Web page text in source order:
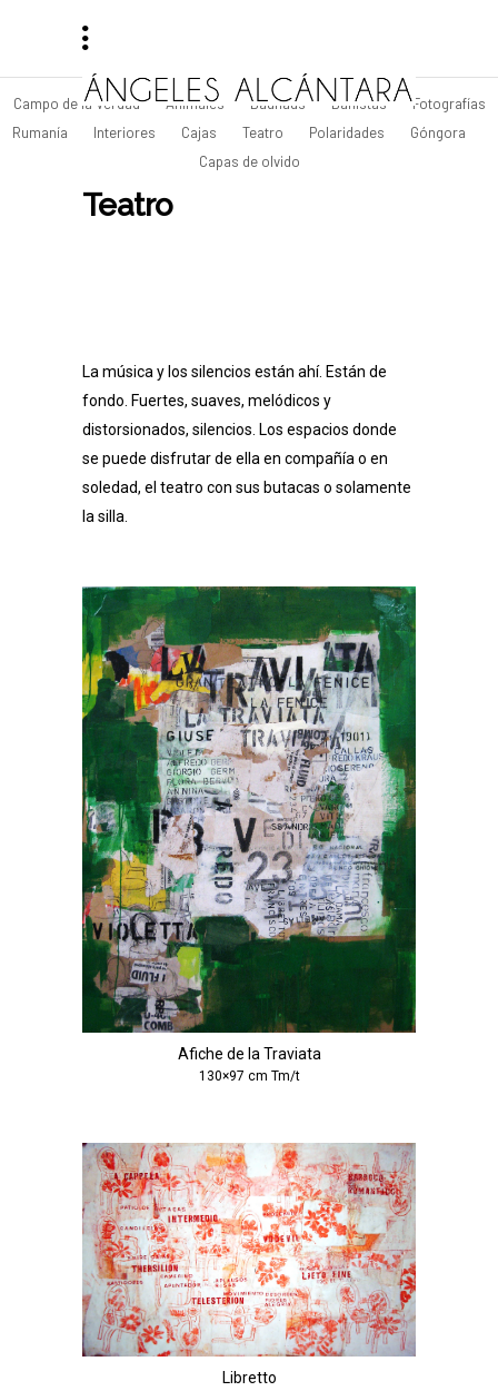
Campo de la Verdad Animales Bauhaus Bañistas
Fotografías
Rumanía
Interiores Cajas Teatro Polaridades
Góngora
Capas de olvido
Teatro
La música y los silencios están ahí. Están de
fondo. Fuertes, suaves, melódicos y
distorsionados, silencios. Los espacios donde
se puede disfrutar de ella en compañía o en
soledad, el teatro con sus butacas o solamente
la silla.
Afiche de la Traviata
130×97 cm Tm/t
Libretto